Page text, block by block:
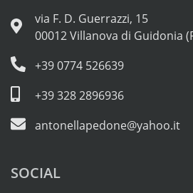
via F. D. Guerrazzi, 15
00012 Villanova di Guidonia
+39 0774 526639
+39 328 2896936
antonellapedone@yahoo.it
SOCIAL